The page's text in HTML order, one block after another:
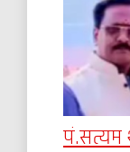
पं.सत्यम